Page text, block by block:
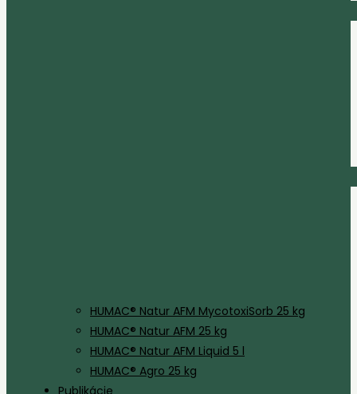
HUMAC® Natur AFM MycotoxiSorb 25 kg
HUMAC® Natur AFM 25 kg
HUMAC® Natur AFM Liquid 5 l
HUMAC® Agro 25 kg
Publikácie